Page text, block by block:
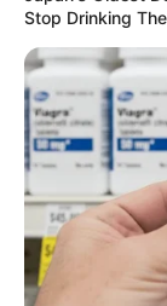
อ.คฑา เชิญชวนมา
ปลอดภัย
13 พ.ย. 2019
Stop Drinking